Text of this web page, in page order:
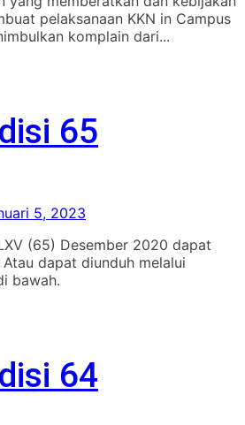
pelaksanaan KKN in Campus
komplain dari...
65
5, 2023
(65) Desember 2020 dapat
dapat diunduh melalui
bawah.
64